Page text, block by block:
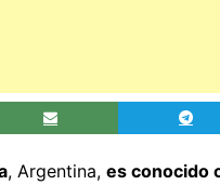
, Argentina, es conocido